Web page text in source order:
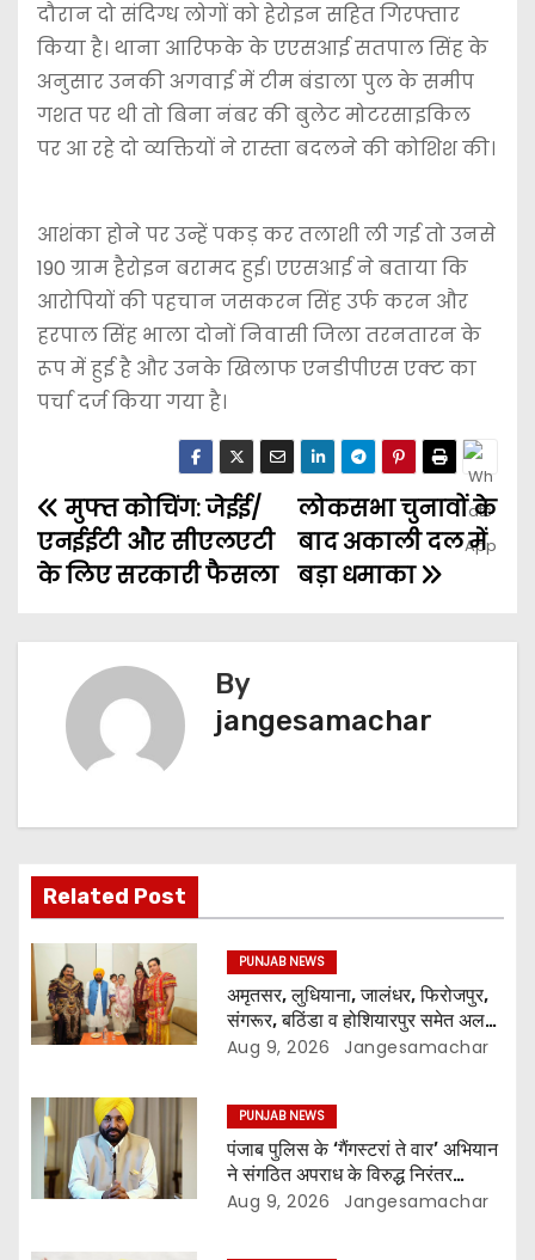
दौरान दो संदिग्ध लोगों को हेरोइन सहित गिरफ्तार
किया है। थाना आरिफके के एएसआई सतपाल सिंह के
अनुसार उनकी अगवाई में टीम बंडाला पुल के समीप
गशत पर थी तो बिना नंबर की बुलेट मोटरसाइकिल
पर आ रहे दो व्यक्तियों ने रास्ता बदलने की कोशिश की।
आशंका होने पर उन्हें पकड़ कर तलाशी ली गई तो उनसे
190 ग्राम हैरोइन बरामद हुई। एएसआई ने बताया कि
आरोपियों की पहचान जसकरन सिंह उर्फ करन और
हरपाल सिंह भाला दोनों निवासी जिला तरनतारन के
रूप में हुई है और उनके खिलाफ एनडीपीएस एक्ट का
पर्चा दर्ज किया गया है।
लोकसभा चुनावों के
बाद अकाली दल में
बड़ा धमाका
मुफ्त कोचिंग: जेईई/
एनईईटी और सीएलएटी
के लिए सरकारी फैसला
By
jangesamachar
Related Post
PUNJAB NEWS
अमृतसर, लुधियाना, जालंधर, फिरोजपुर,
संगरूर, बठिंडा व होशियारपुर समेत अलग-
अलग स्थानों पर ये शो होगा- भगवंत सिंह
Aug 9, 2026 Jangesamachar
PUNJAB NEWS
पंजाब पुलिस के ‘गैंगस्टरां ते वार’ अभियान
ने संगठित अपराध के विरुद्ध निरंतर
कार्रवाई के 200 दिन पूरे किए ; 1.09
Aug 9, 2026 Jangesamachar